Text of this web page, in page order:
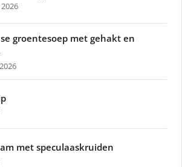
groentesoep met gehakt en
met speculaaskruiden